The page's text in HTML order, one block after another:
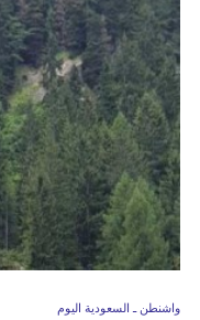
واشنطن ـ السعودية اليوم